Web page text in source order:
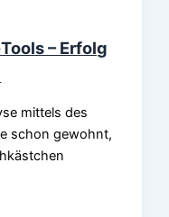
– Erfolg
mittels des
schon gewohnt,